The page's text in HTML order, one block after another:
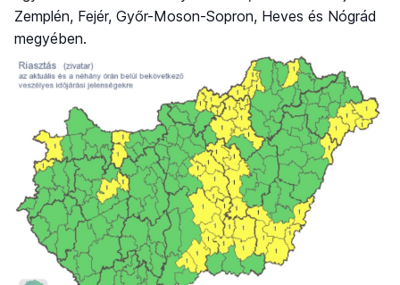
Zemplén, Fejér, Győr-Moson-Sopron, Heves és Nógrád
megyében.